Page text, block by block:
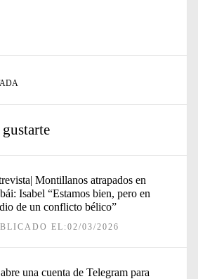
Montillanos atrapados en
Isabel “Estamos bien, pero en
de un conflicto bélico”
EL:02/03/2026
una cuenta de Telegram para